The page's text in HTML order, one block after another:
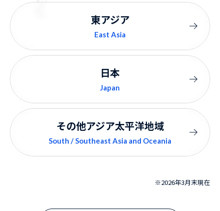
東アジア
East Asia
日本
Japan
その他アジア太平洋地域
South / Southeast Asia and Oceania
※2026年3月末現在